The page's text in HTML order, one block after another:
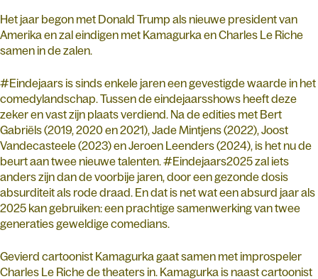
Het jaar begon met Donald Trump als nieuwe president van
Amerika en zal eindigen met Kamagurka en Charles Le Riche
samen in de zalen.
#Eindejaars is sinds enkele jaren een gevestigde waarde in het
comedylandschap. Tussen de eindejaarsshows heeft deze
zeker en vast zijn plaats verdiend. Na de edities met Bert
Gabriëls (2019, 2020 en 2021), Jade Mintjens (2022), Joost
Vandecasteele (2023) en Jeroen Leenders (2024), is het nu de
beurt aan twee nieuwe talenten. #Eindejaars2025 zal iets
anders zijn dan de voorbije jaren, door een gezonde dosis
absurditeit als rode draad. En dat is net wat een absurd jaar als
2025 kan gebruiken: een prachtige samenwerking van twee
generaties geweldige comedians.
Gevierd cartoonist Kamagurka gaat samen met improspeler
Charles Le Riche de theaters in. Kamagurka is naast cartoonist